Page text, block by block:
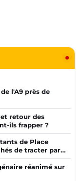
l'A9 près de
retour des
ils frapper ?
de Place
de tracter par
réanimé sur